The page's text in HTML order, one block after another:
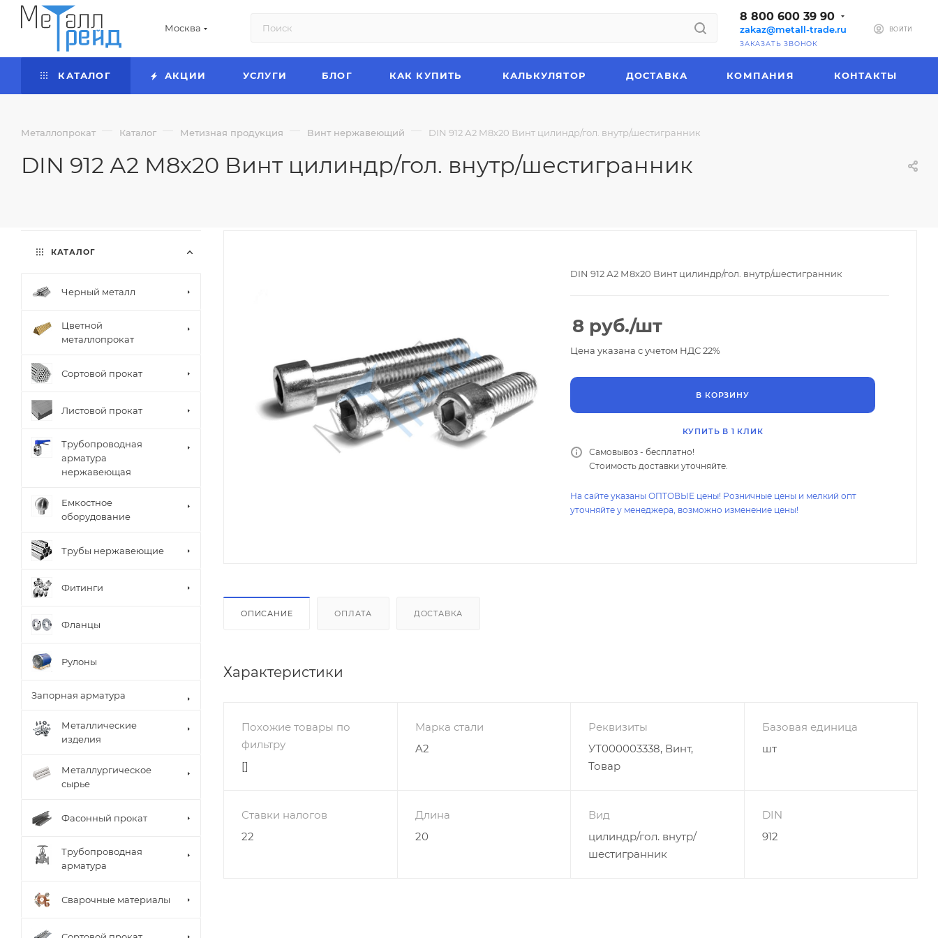
Москва
8 800 600 39 90
zakaz@metall-trade.ru
ЗАКАЗАТЬ ЗВОНОК
ВОЙТИ
КАТАЛОГ АКЦИИ УСЛУГИ БЛОГ КАК КУПИТЬ КАЛЬКУЛЯТОР ДОСТАВКА КОМПАНИЯ КОНТАКТЫ
Металлопрокат — Каталог — Метизная продукция — Винт нержавеющий — DIN 912 А2 М8х20 Винт цилиндр/гол. внутр/шестигранник
DIN 912 А2 М8х20 Винт цилиндр/гол. внутр/шестигранник
DIN 912 А2 М8х20 Винт цилиндр/гол. внутр/шестигранник
8 руб./шт
Цена указана с учетом НДС 22%
В КОРЗИНУ
КУПИТЬ В 1 КЛИК
Самовывоз - бесплатно!
Стоимость доставки уточняйте.
На сайте указаны ОПТОВЫЕ цены! Розничные цены и мелкий опт
уточняйте у менеджера, возможно изменение цены!
ОПИСАНИЕ ОПЛАТА ДОСТАВКА
Характеристики
Похожие товары по
фильтру
[]
Марка стали
A2
Реквизиты
УТ000003338, Винт,
Товар
Базовая единица
шт
Ставки налогов
22
Длина
20
Вид
цилиндр/гол. внутр/
шестигранник
DIN
912
КАТАЛОГ
Черный металл
Цветной
металлопрокат
Сортовой прокат
Листовой прокат
Трубопроводная
арматура
нержавеющая
Емкостное
оборудование
Трубы нержавеющие
Фитинги
Фланцы
Рулоны
Запорная арматура
Металлические
изделия
Металлургическое
сырье
Фасонный прокат
Трубопроводная
арматура
Сварочные материалы